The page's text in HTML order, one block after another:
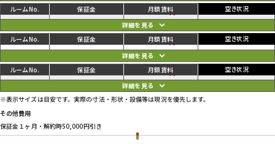
04 108,900円 114,400円 ご利用中
05 108,900円 114,400円 ご利用中
06 113,300円 118,800円 ご利用中
※表示サイズは目安です。実際の寸法・形状・設備等は現況を優先します。
その他費用
保証金１ヶ月・解約時50,000円引き